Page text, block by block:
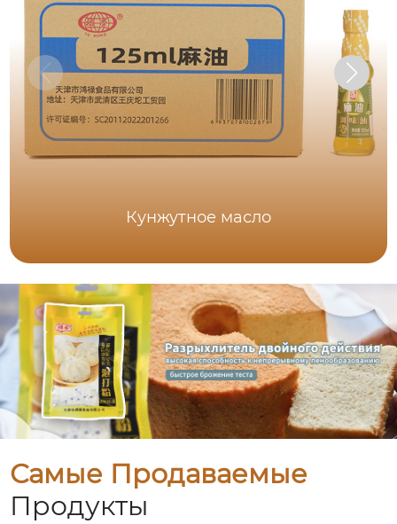
Кунжутное масло
Самые Продаваемые
Продукты